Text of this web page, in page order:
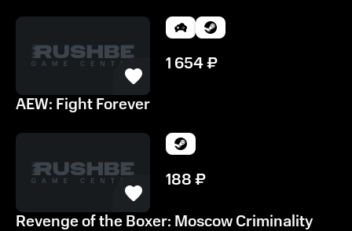
1 654₽
AEW: Fight Forever
188₽
Revenge of the Boxer: Moscow Criminality